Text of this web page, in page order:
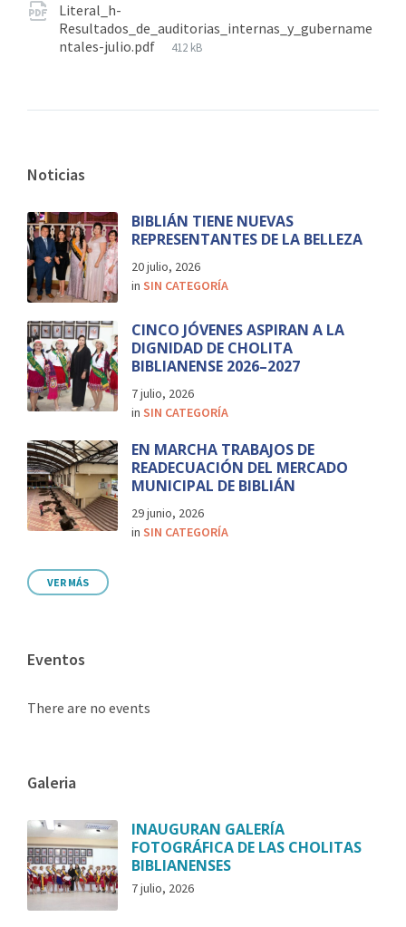
Literal_h-
Resultados_de_auditorias_internas_y_gubername
ntales-julio.pdf
412 kB
Noticias
BIBLIÁN TIENE NUEVAS
REPRESENTANTES DE LA BELLEZA
20 julio, 2026
in SIN CATEGORÍA
CINCO JÓVENES ASPIRAN A LA
DIGNIDAD DE CHOLITA
BIBLIANENSE 2026–2027
7 julio, 2026
in SIN CATEGORÍA
EN MARCHA TRABAJOS DE
READECUACIÓN DEL MERCADO
MUNICIPAL DE BIBLIÁN
29 junio, 2026
in SIN CATEGORÍA
VER MÁS
Eventos
There are no events
Galeria
INAUGURAN GALERÍA
FOTOGRÁFICA DE LAS CHOLITAS
BIBLIANENSES
7 julio, 2026